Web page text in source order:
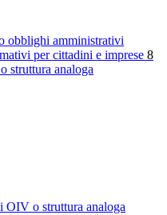
obblighi amministrativi
per cittadini e imprese 8
struttura analoga
OIV o struttura analoga